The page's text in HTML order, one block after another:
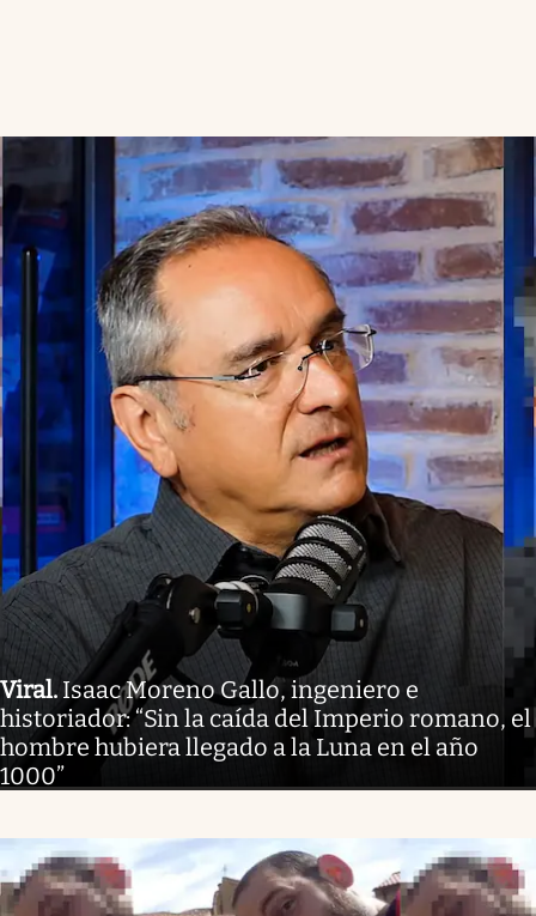
Viral. Isaac Moreno Gallo, ingeniero e
historiador: “Sin la caída del Imperio romano, el
hombre hubiera llegado a la Luna en el año
1000”